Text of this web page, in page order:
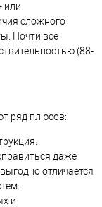
или
сложного
Почти все
(88-
ряд плюсов:
даже
отличается
и